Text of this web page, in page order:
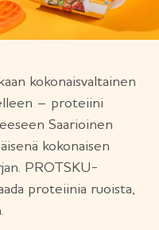
kokonaisvaltainen
– proteiini
Saarioinen
kokonaisen
PROTSKU-
proteiinia ruoista,